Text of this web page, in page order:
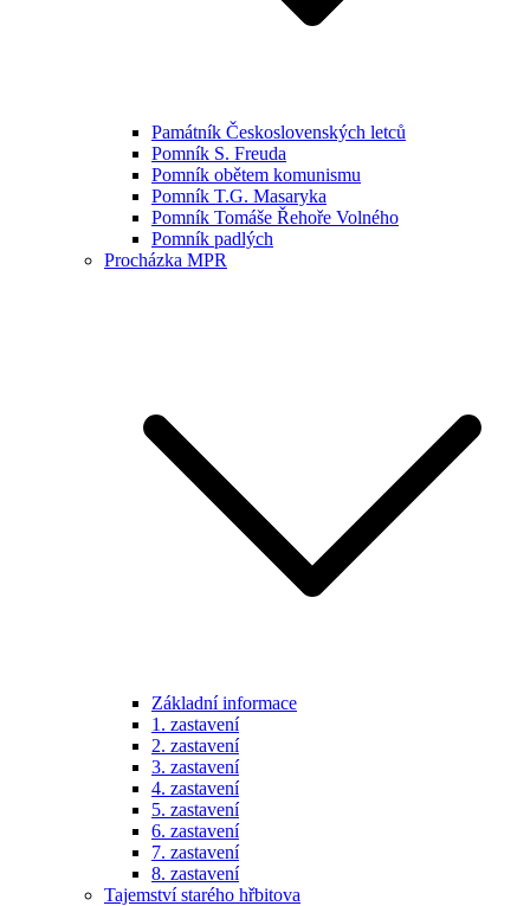
Památník Československých letců
Pomník S. Freuda
Pomník obětem komunismu
Pomník T.G. Masaryka
Pomník Tomáše Řehoře Volného
Pomník padlých
Procházka MPR
Základní informace
1. zastavení
2. zastavení
3. zastavení
4. zastavení
5. zastavení
6. zastavení
7. zastavení
8. zastavení
Tajemství starého hřbitova